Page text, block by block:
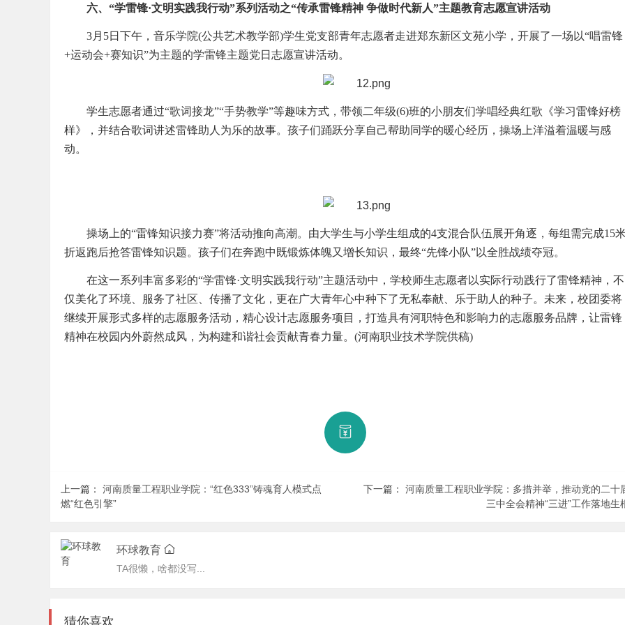
六、“学雷锋·文明实践我行动”系列活动之“传承雷锋精神 争做时代新人”主题教育志愿宣讲活动
3月5日下午，音乐学院(公共艺术教学部)学生党支部青年志愿者走进郑东新区文苑小学，开展了一场以“唱雷锋
+运动会+赛知识”为主题的学雷锋主题党日志愿宣讲活动。
学生志愿者通过“歌词接龙”“手势教学”等趣味方式，带领二年级(6)班的小朋友们学唱经典红歌《学习雷锋好榜
样》，并结合歌词讲述雷锋助人为乐的故事。孩子们踊跃分享自己帮助同学的暖心经历，操场上洋溢着温暖与感
动。
操场上的“雷锋知识接力赛”将活动推向高潮。由大学生与小学生组成的4支混合队伍展开角逐，每组需完成15
折返跑后抢答雷锋知识题。孩子们在奔跑中既锻炼体魄又增长知识，最终“先锋小队”以全胜战绩夺冠。
在这一系列丰富多彩的“学雷锋·文明实践我行动”主题活动中，学校师生志愿者以实际行动践行了雷锋精神，不
仅美化了环境、服务了社区、传播了文化，更在广大青年心中种下了无私奉献、乐于助人的种子。未来，校团委将
继续开展形式多样的志愿服务活动，精心设计志愿服务项目，打造具有河职特色和影响力的志愿服务品牌，让雷锋
精神在校园内外蔚然成风，为构建和谐社会贡献青春力量。(河南职业技术学院供稿)
上一篇： 河南质量工程职业学院：“红色333”铸魂育人模式点
燃“红色引擎”
下一篇： 河南质量工程职业学院：多措并举，推动党的二十
三中全会精神“三进”工作落地生
环球教育
TA很懒，啥都没写...
猜你喜欢